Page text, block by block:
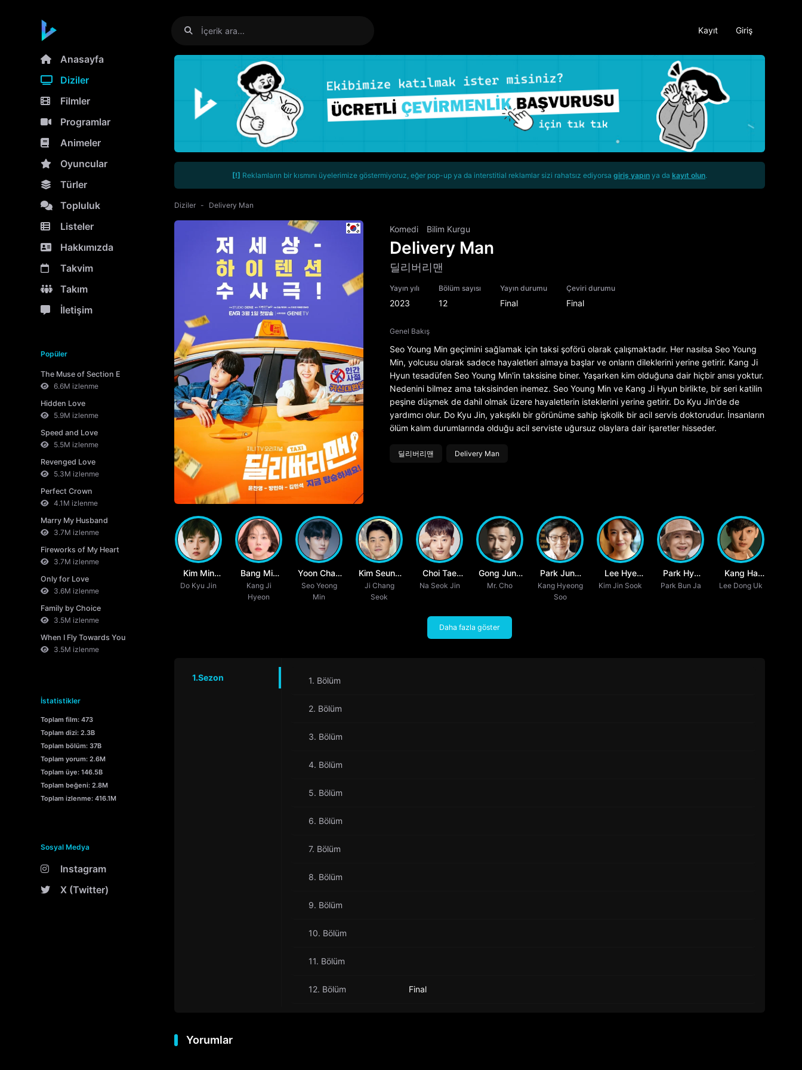
Kayıt Giriş
Anasayfa
Diziler
Filmler
Programlar
Animeler
Oyuncular
Türler
Topluluk
Listeler
Hakkımızda
Takvim
Takım
İletişim
Popüler
The Muse of Section E
6.6M izlenme
Hidden Love
5.9M izlenme
Speed and Love
5.5M izlenme
Revenged Love
5.3M izlenme
Perfect Crown
4.1M izlenme
Marry My Husband
3.7M izlenme
Fireworks of My Heart
3.7M izlenme
Only for Love
3.6M izlenme
Family by Choice
3.5M izlenme
When I Fly Towards You
3.5M izlenme
İstatistikler
Toplam film: 473
Toplam dizi: 2.3B
Toplam bölüm: 37B
Toplam yorum: 2.6M
Toplam üye: 146.5B
Toplam beğeni: 2.8M
Toplam izlenme: 416.1M
Sosyal Medya
Instagram
X (Twitter)
[!] Reklamların bir kısmını üyelerimize göstermiyoruz, eğer pop-up ya da interstitial reklamlar sizi rahatsız ediyorsa giriş yapın ya da kayıt olun.
Diziler Delivery Man
Komedi Bilim Kurgu
Delivery Man
딜리버리맨
Yayın yılı
2023
Bölüm sayısı
12
Yayın durumu
Final
Çeviri durumu
Final
Genel Bakış
Seo Young Min geçimini sağlamak için taksi şoförü olarak çalışmaktadır. Her nasılsa Seo Young
Min, yolcusu olarak sadece hayaletleri almaya başlar ve onların dileklerini yerine getirir. Kang Ji
Hyun tesadüfen Seo Young Min'in taksisine biner. Yaşarken kim olduğuna dair hiçbir anısı yoktur.
Nedenini bilmez ama taksisinden inemez. Seo Young Min ve Kang Ji Hyun birlikte, bir seri katilin
peşine düşmek de dahil olmak üzere hayaletlerin isteklerini yerine getirir. Do Kyu Jin'de de
yardımcı olur. Do Kyu Jin, yakışıklı bir görünüme sahip işkolik bir acil servis doktorudur. İnsanların
ölüm kalım durumlarında olduğu acil serviste uğursuz olaylara dair işaretler hisseder.
딜리버리맨 Delivery Man
Kim Min
Seok
Do Kyu Jin
Bang Min
Ah
Kang Ji
Hyeon
Yoon Chan
Young
Seo Yeong
Min
Kim Seung
Soo
Ji Chang
Seok
Choi Tae
Hwan
Na Seok Jin
Gong Jung
Hwan
Mr. Cho
Park Jung
Hak
Kang Hyeong
Soo
Lee Hye
Eun
Kim Jin Sook
Park Hye
Jin
Park Bun Ja
Kang Ha
Kyung
Lee Dong Uk
Daha fazla göster
1.Sezon 1. Bölüm
2. Bölüm
3. Bölüm
4. Bölüm
5. Bölüm
6. Bölüm
7. Bölüm
8. Bölüm
9. Bölüm
10. Bölüm
11. Bölüm
12. Bölüm Final
Yorumlar